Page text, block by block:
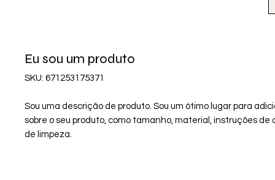
Eu sou um produto
SKU: 671253175371
Sou uma descrição de produto. Sou um ótimo lugar para
sobre o seu produto, como tamanho, material, instruções de
de limpeza.